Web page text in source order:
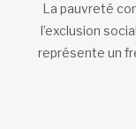
La pauvreté
l’exclusion
représente un